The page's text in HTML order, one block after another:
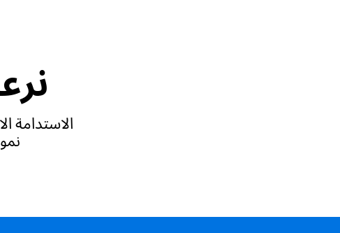
الاستدامة